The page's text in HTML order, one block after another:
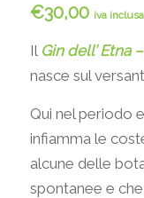
€30,00 iva inclusa
Il Gin dell’ Etna
nasce sul
Qui nel periodo
infiamma le
alcune delle
spontanee e